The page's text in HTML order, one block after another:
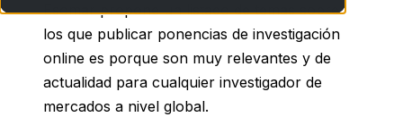
Esomar propone un listado de temas sobre
los que publicar ponencias de investigación
online es porque son muy relevantes y de
actualidad para cualquier investigador de
mercados a nivel global.